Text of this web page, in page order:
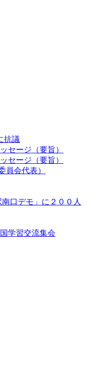
抗議
セージ（要旨）
セージ（要旨）
会代表）
口デモ」に２００人
学習交流集会